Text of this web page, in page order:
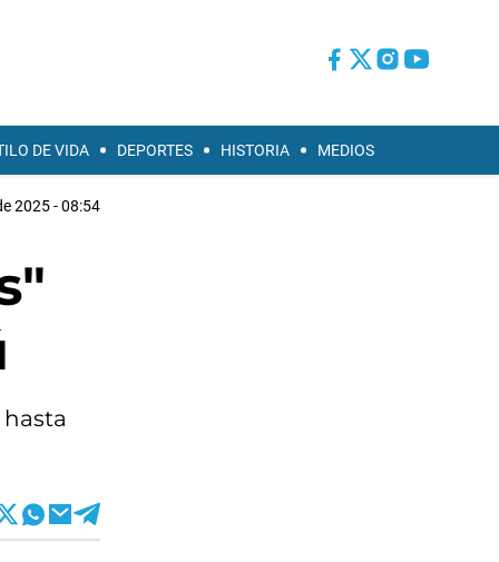
DE VIDA DEPORTES HISTORIA MEDIOS
2025 - 08:54